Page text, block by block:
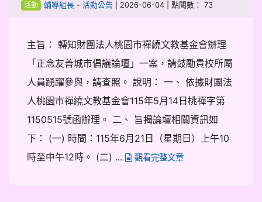
活動 輔導組長- 活動公告 | 2026-06-04 | 點閱數： 73
主旨： 轉知財團法人桃園市禪繞文教基金會辦理
「正念友善城市倡議論壇」一案，請鼓勵貴校所屬
人員踴躍參與，請查照。 說明： 一、 依據財團法
人桃園市禪繞文教基金會115年5月14日桃禪字第
1150515號函辦理。 二、 旨揭論壇相關資訊如
下： (一) 時間：115年6月21日（星期日）上午10
時至中午12時。 (二) ...
觀看完整文章